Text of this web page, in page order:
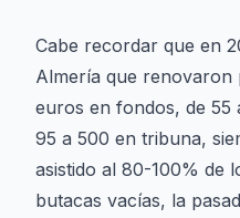
Cabe recordar que en
Almería que renovaron
euros en fondos, de 55
95 a 500 en tribuna,
asistido al 80-100% de
butacas vacías, la